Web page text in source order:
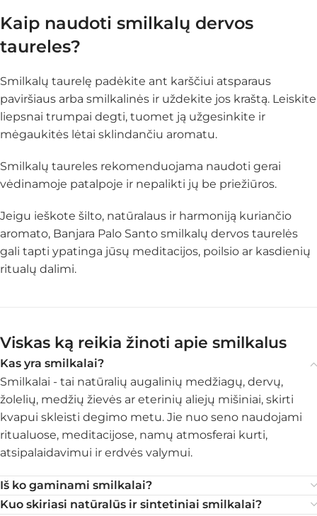
Kaip naudoti smilkalų dervos
taureles?
Smilkalų taurelę padėkite ant karščiui atsparaus
paviršiaus arba smilkalinės ir uždekite jos kraštą. Leiskite
liepsnai trumpai degti, tuomet ją užgesinkite ir
mėgaukitės lėtai sklindančiu aromatu.
Smilkalų taureles rekomenduojama naudoti gerai
vėdinamoje patalpoje ir nepalikti jų be priežiūros.
Jeigu ieškote šilto, natūralaus ir harmoniją kuriančio
aromato, Banjara Palo Santo smilkalų dervos taurelės
gali tapti ypatinga jūsų meditacijos, poilsio ar kasdienių
ritualų dalimi.
Viskas ką reikia žinoti apie smilkalus
Kas yra smilkalai?
Smilkalai - tai natūralių augalinių medžiagų, dervų,
žolelių, medžių žievės ar eterinių aliejų mišiniai, skirti
kvapui skleisti degimo metu. Jie nuo seno naudojami
ritualuose, meditacijose, namų atmosferai kurti,
atsipalaidavimui ir erdvės valymui.
Iš ko gaminami smilkalai?
Kuo skiriasi natūralūs ir sintetiniai smilkalai?